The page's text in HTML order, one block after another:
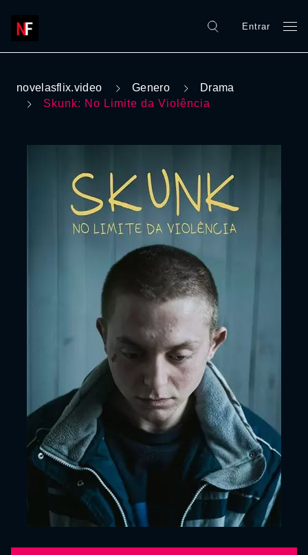
Entrar
novelasflix.video Genero
Drama
Skunk: No Limite da Violência